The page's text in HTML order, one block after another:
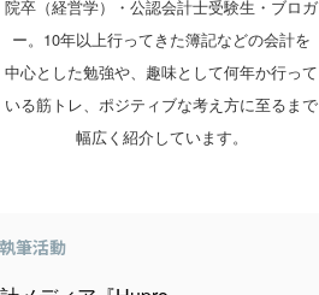
院卒（経営学）・公認会計士受験生・ブロガ
ー。10年以上行ってきた簿記などの会計を
中心とした勉強や、趣味として何年か行って
いる筋トレ、ポジティブな考え方に至るまで
幅広く紹介しています。
執筆活動